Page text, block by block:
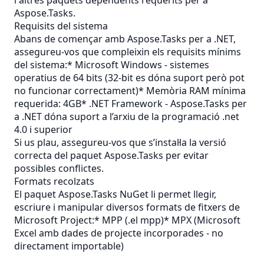
Aspose.Tasks.
Requisits del sistema
Abans de començar amb Aspose.Tasks per a .NET,
assegureu-vos que compleixin els requisits mínims
del sistema:* Microsoft Windows - sistemes
operatius de 64 bits (32-bit es dóna suport però pot
no funcionar correctament)* Memòria RAM mínima
requerida: 4GB* .NET Framework - Aspose.Tasks per
a .NET dóna suport a l’arxiu de la programació .net
4.0 i superior
Si us plau, assegureu-vos que s’instal·la la versió
correcta del paquet Aspose.Tasks per evitar
possibles conflictes.
Formats recolzats
El paquet Aspose.Tasks NuGet li permet llegir,
escriure i manipular diversos formats de fitxers de
Microsoft Project:* MPP (.el mpp)* MPX(Microsoft
Excel amb dades de projecte incorporades - no
directament importable)